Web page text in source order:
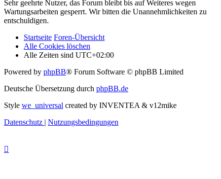
Sehr geehrte Nutzer, das Forum bleibt bis auf Weiteres wegen
Wartungsarbeiten gesperrt. Wir bitten die Unannehmlichkeiten zu
entschuldigen.
Startseite Foren-Übersicht
Alle Cookies löschen
Alle Zeiten sind UTC+02:00
Powered by phpBB® Forum Software © phpBB Limited
Deutsche Übersetzung durch phpBB.de
Style we_universal created by INVENTEA & v12mike
Datenschutz | Nutzungsbedingungen